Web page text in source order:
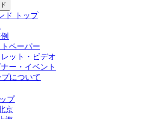
ド
トップ
ペーパー
ット・ビデオ
ー・イベント
について
プ
京